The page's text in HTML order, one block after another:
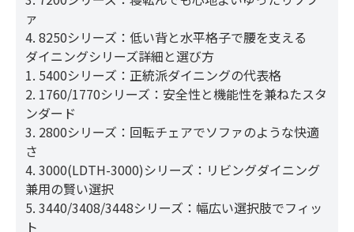
ァ
4. 8250シリーズ：低い背と水平格子で腰を支える
ダイニングシリーズ詳細と選び方
1. 5400シリーズ：正統派ダイニングの代表格
2. 1760/1770シリーズ：安全性と機能性を兼ねたスタ
ンダード
3. 2800シリーズ：回転チェアでソファのような快適
さ
4. 3000(LDTH-3000)シリーズ：リビングダイニング
兼用の賢い選択
5. 3440/3408/3448シリーズ：幅広い選択肢でフィッ
ト